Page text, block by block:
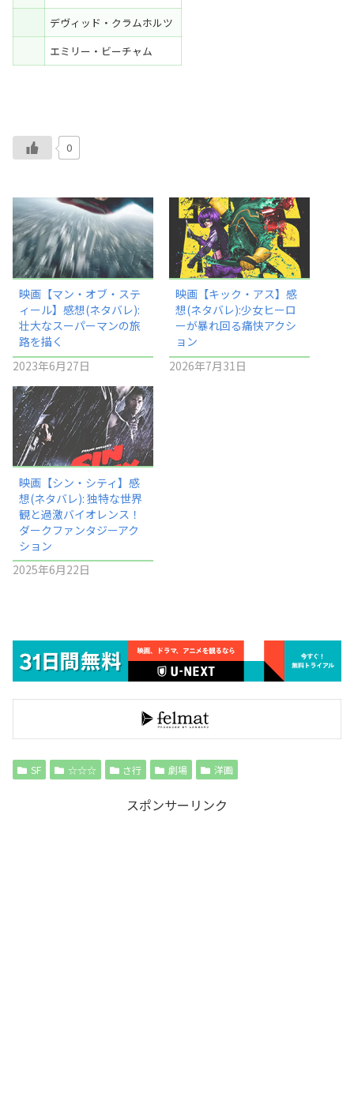
デヴィッド・クラムホルツ
エミリー・ビーチャム
0
映画【マン・オブ・ステ
ィール】感想(ネタバレ):
壮大なスーパーマンの旅
路を描く
2023年6月27日
映画【キック・アス】感
想(ネタバレ):少女ヒーロ
ーが暴れ回る痛快アクシ
ョン
2026年7月31日
映画【シン・シティ】感
想(ネタバレ): 独特な世界
観と過激バイオレンス！
ダークファンタジーアク
ション
2025年6月22日
SF ☆☆☆ さ行 劇場 洋画
スポンサーリンク